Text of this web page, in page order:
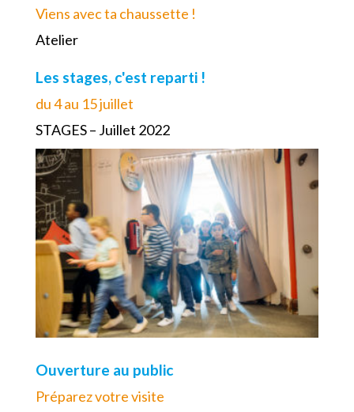
Viens avec ta chaussette !
Atelier
Les stages, c'est reparti !
du 4 au 15 juillet
STAGES – Juillet 2022
Ouverture au public
Préparez votre visite